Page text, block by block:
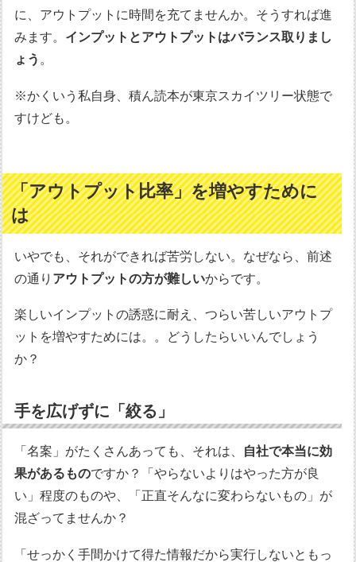
に、アウトプットに時間を充てませんか。そうすれば進
みます。 インプットとアウトプットはバランス取りまし
ょう 。
※かくいう私自身、積ん読本が東京スカイツリー状態で
すけども。
「アウトプット比率」を増やすために
は
いやでも、それができれば苦労しない。なぜなら、前述
の通り アウトプットの方が難しいからです。
楽しいインプットの誘惑に耐え、つらい苦しいアウトプ
ットを増やすためには。。どうしたらいいんでしょう
か？
手を広げずに「絞る」
「名案」がたくさんあっても、それは、 自社で本当に効
果があるものですか？「やらないよりはやった方が良
い」程度のものや、「正直そんなに変わらないもの」が
混ざってませんか？
「せっかく手間かけて得た情報だから実行しないともっ